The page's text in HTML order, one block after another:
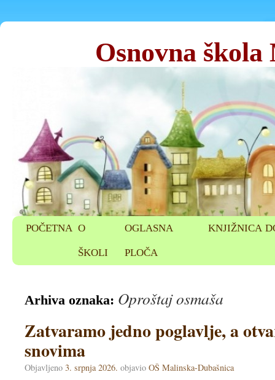
Osnovna
POČETNA O
ŠKOLI
OGLASNA
PLOČA
KNJIŽNICA
Arhiva oznaka: Oproštaj osmaša
Zatvaramo jedno poglavlje, a
snovima
Objavljeno 3. srpnja 2026. objavio OŠ Malinska-Dubašnica